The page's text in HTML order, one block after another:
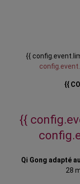
{{
{{
{{
Qi Gong adapté
28